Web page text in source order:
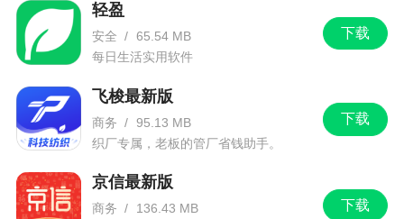
下载
轻盈
安全 / 65.54 MB
每日生活实用软件
下载
飞梭最新版
商务 / 95.13 MB
织厂专属，老板的管厂省钱助手。
下载
京信最新版
商务 /
136.43 MB